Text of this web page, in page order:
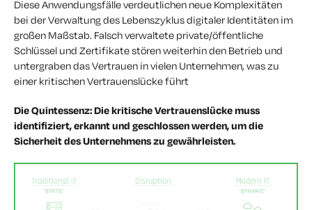
Diese Anwendungsfälle verdeutlichen neue Komplexitäten
bei der Verwaltung des Lebenszyklus digitaler Identitäten im
großen Maßstab. Falsch verwaltete private/öffentliche
Schlüssel und Zertifikate stören weiterhin den Betrieb und
untergraben das Vertrauen in vielen Unternehmen, was zu
einer kritischen Vertrauenslücke führt
Die Quintessenz: Die kritische Vertrauenslücke muss
identifiziert, erkannt und geschlossen werden, um die
Sicherheit des Unternehmens zu gewährleisten.